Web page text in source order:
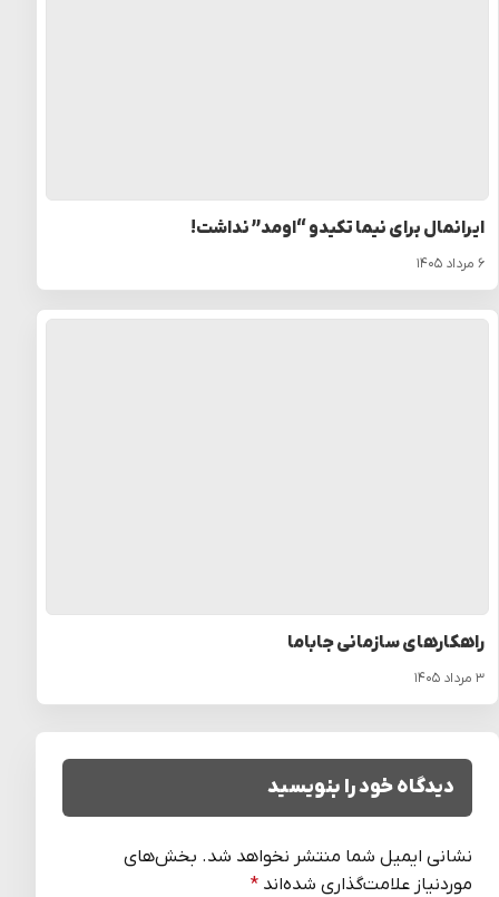
ایرانمال برای نیما تکیدو “اومد” نداشت!
۶ مرداد ۱۴۰۵
راهکارهای سازمانی جاباما
۳ مرداد ۱۴۰۵
دیدگاه خود را بنویسید
نشانی ایمیل شما منتشر نخواهد شد. بخش‌های
موردنیاز علامت‌گذاری شده‌اند *